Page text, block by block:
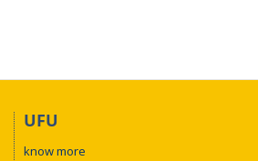
UFU
know more